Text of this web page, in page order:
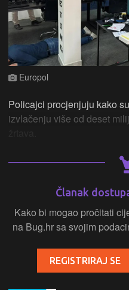
Europol
Policajci procjenjuju kako
izvlačenju više od deset
Članak
Kako bi mogao pročitati
na Bug.hr sa svojim
REGISTRIRAJ SE